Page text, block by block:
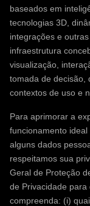
baseados em
tecnologias 3D,
integrações e
infraestrutura
visualização,
tomada de decisão,
contextos de uso e
Para aprimorar a
funcionamento
alguns dados
respeitamos sua
Geral de Proteção
de Privacidade para
compreenda: (i)